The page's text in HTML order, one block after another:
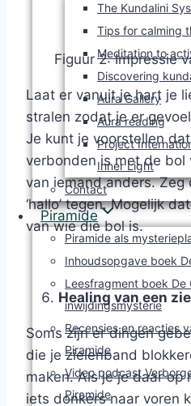
The Kundalini
Tips for calming
Meditation to
Discovering
Aura Gallery
Aura reading
Project
Inner Light
Contact
Piramide
Piramide als
Inhoudsopgave boek
Leesfragment boek De
inwijdingsmysterie
Recensies en reacties
Piramide
Video podcast
Piramide
Figuur 2: Impressie
Laat er vanuit je hart je
stralen zodat je er
Je kunt je voorstellen
verbonden is met de bol
van iemand anders.
‘hallo’ tegen. Mogelijk
van wie die bol is.
Healing van een
Soms zijn er dingen
die je zielenband
maken. Als je je daar op
iets donkers naar voren